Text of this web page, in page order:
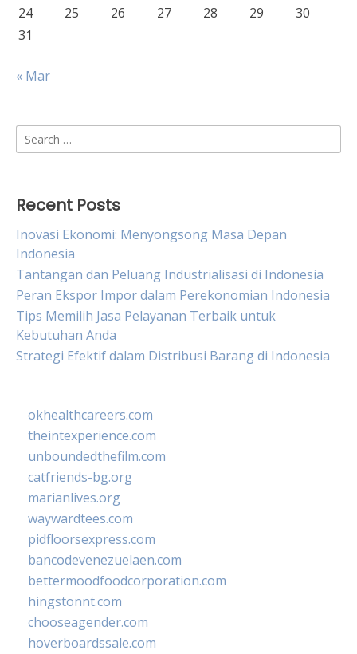
24
25 26 27 28 29
30
31
« Mar
Search
for:
Recent Posts
Inovasi Ekonomi: Menyongsong Masa Depan
Indonesia
Tantangan dan Peluang Industrialisasi di Indonesia
Peran Ekspor Impor dalam Perekonomian Indonesia
Tips Memilih Jasa Pelayanan Terbaik untuk
Kebutuhan Anda
Strategi Efektif dalam Distribusi Barang di Indonesia
okhealthcareers.com
theintexperience.com
unboundedthefilm.com
catfriends-bg.org
marianlives.org
waywardtees.com
pidfloorsexpress.com
bancodevenezuelaen.com
bettermoodfoodcorporation.com
hingstonnt.com
chooseagender.com
hoverboardssale.com